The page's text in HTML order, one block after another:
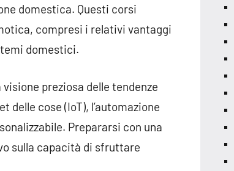
domestica. Questi corsi
compresi i relativi vantaggi
domestici.
preziosa delle tendenze
delle cose (IoT), l’automazione
Prepararsi con una
sulla capacità di sfruttare